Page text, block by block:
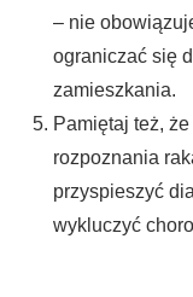
– nie
ograniczać się
zamieszkania.
Pamiętaj też,
rozpoznania
przyspieszyć
wykluczyć